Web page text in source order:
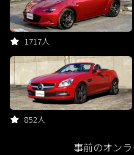
1717人
852人
事前のオン